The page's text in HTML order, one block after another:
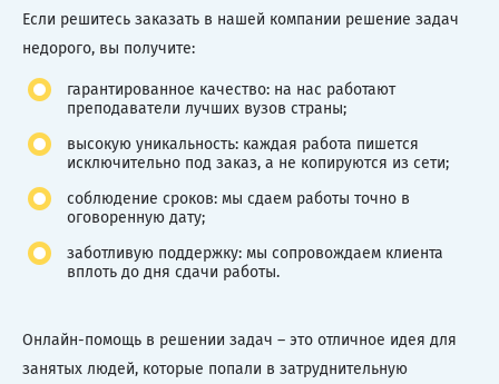
Если решитесь заказать в нашей компании решение задач
недорого, вы получите:
гарантированное качество: на нас работают
преподаватели лучших вузов страны;
высокую уникальность: каждая работа пишется
исключительно под заказ, а не копируются из сети;
соблюдение сроков: мы сдаем работы точно в
оговоренную дату;
заботливую поддержку: мы сопровождаем клиента
вплоть до дня сдачи работы.
Онлайн-помощь в решении задач – это отличное идея для
занятых людей, которые попали в затруднительную